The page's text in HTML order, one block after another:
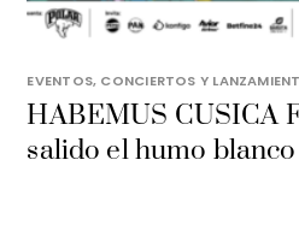
EVENTOS, CONCIERTOS Y
HABEMUS CUSICA
salido el humo blanco